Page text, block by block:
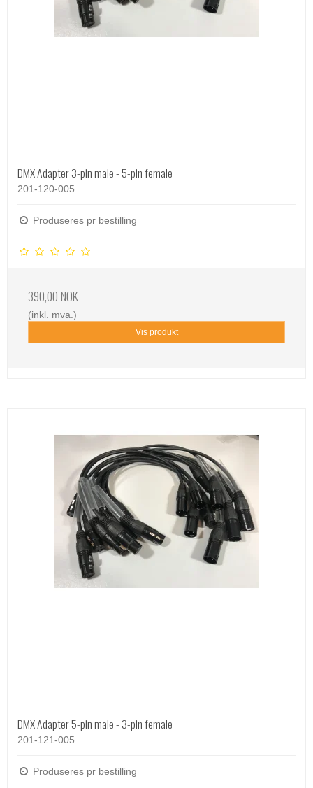
DMX Adapter 3-pin male - 5-pin female
201-120-005
Produseres pr bestilling
390,00 NOK
(inkl. mva.)
Vis produkt
DMX Adapter 5-pin male - 3-pin female
201-121-005
Produseres pr bestilling